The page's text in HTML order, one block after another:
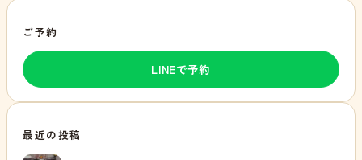
ご予約
LINEで予約
最近の投稿